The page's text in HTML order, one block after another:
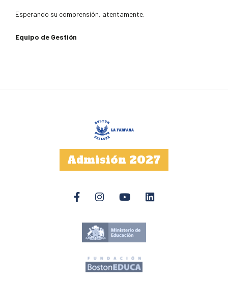
Esperando su comprensión, atentamente,
Equipo de Gestión
Admisión 2027